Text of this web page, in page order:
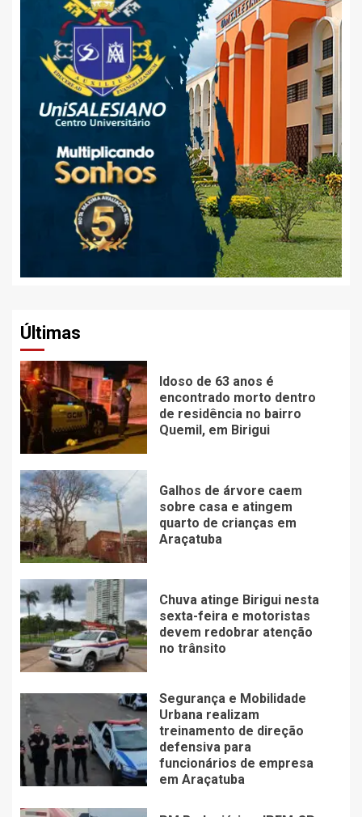
Últimas
Idoso de 63 anos é
encontrado morto dentro
de residência no bairro
Quemil, em Birigui
Galhos de árvore caem
sobre casa e atingem
quarto de crianças em
Araçatuba
Chuva atinge Birigui nesta
sexta-feira e motoristas
devem redobrar atenção
no trânsito
Segurança e Mobilidade
Urbana realizam
treinamento de direção
defensiva para
funcionários de empresa
em Araçatuba